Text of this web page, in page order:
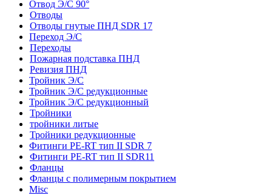
Отвод Э/С 90°
Отводы
Отводы гнутые ПНД SDR 17
Переход Э/С
Переходы
Пожарная подставка ПНД
Ревизия ПНД
Тройник Э/С
Тройник Э/С редукционные
Тройник Э/С редукционный
Тройники
тройники литые
Тройники редукционные
Фитинги PE-RT тип II SDR 7
Фитинги PE-RT тип II SDR11
Фланцы
Фланцы с полимерным покрытием
Misc